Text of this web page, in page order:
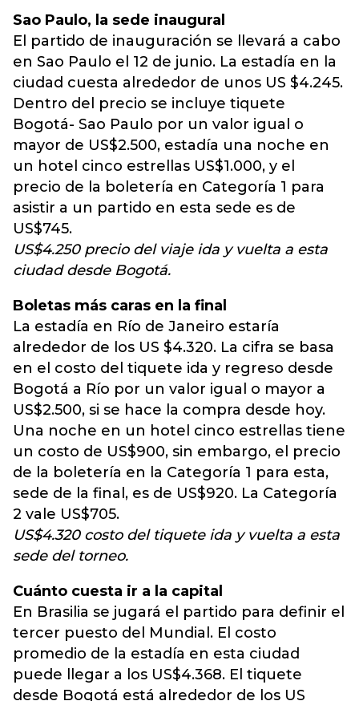
Sao Paulo, la sede inaugural
El partido de inauguración se llevará a cabo
en Sao Paulo el 12 de junio. La estadía en la
ciudad cuesta alrededor de unos US $4.245.
Dentro del precio se incluye tiquete
Bogotá- Sao Paulo por un valor igual o
mayor de US$2.500, estadía una noche en
un hotel cinco estrellas US$1.000, y el
precio de la boletería en Categoría 1 para
asistir a un partido en esta sede es de
US$745.
US$4.250 precio del viaje ida y vuelta a esta
ciudad desde Bogotá.
Boletas más caras en la final
La estadía en Río de Janeiro estaría
alrededor de los US $4.320. La cifra se basa
en el costo del tiquete ida y regreso desde
Bogotá a Río por un valor igual o mayor a
US$2.500, si se hace la compra desde hoy.
Una noche en un hotel cinco estrellas tiene
un costo de US$900, sin embargo, el precio
de la boletería en la Categoría 1 para esta,
sede de la final, es de US$920. La Categoría
2 vale US$705.
US$4.320 costo del tiquete ida y vuelta a esta
sede del torneo.
Cuánto cuesta ir a la capital
En Brasilia se jugará el partido para definir el
tercer puesto del Mundial. El costo
promedio de la estadía en esta ciudad
puede llegar a los US$4.368. El tiquete
desde Bogotá está alrededor de los US